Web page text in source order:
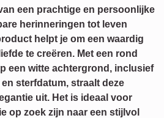
een prachtige en persoonlijke
herinneringen tot leven
helpt je om een waardig
te creëren. Met een rond
een witte achtergrond, inclusief
sterfdatum, straalt deze
uit. Het is ideaal voor
op zoek zijn naar een stijlvol